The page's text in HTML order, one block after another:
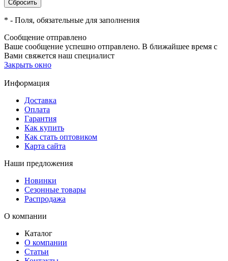
* - Поля, обязательные для заполнения
Сообщение отправлено
Ваше сообщение успешно отправлено. В ближайшее время с
Вами свяжется наш специалист
Закрыть окно
Информация
Доставка
Оплата
Гарантия
Как купить
Как стать оптовиком
Карта сайта
Наши предложения
Новинки
Сезонные товары
Распродажа
О компании
Каталог
О компании
Статьи